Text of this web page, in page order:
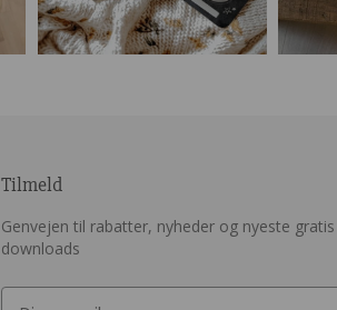
Tilmeld
Genvejen til rabatter, nyheder og nyeste gratis
downloads